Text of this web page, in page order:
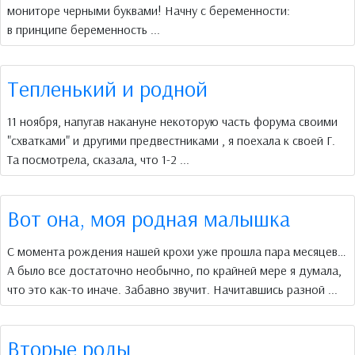
мониторе черными буквами! Начну с беременности:
в принципе беременность ...
Тепленький и родной
11 ноября, напугав накануне некоторую часть форума своими
"схватками" и другими предвестниками , я поехала к своей Г.
Та посмотрела, сказала, что 1-2 ...
Вот она, моя родная малышка
С момента рождения нашей крохи уже прошла пара месяцев…
А было все достаточно необычно, по крайней мере я думала,
что это как-то иначе. Забавно звучит. Начитавшись разной ...
Вторые роды